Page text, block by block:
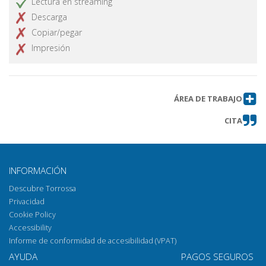
Descarga
Copiar/pegar
Impresión
ÁREA DE TRABAJO
CITA
INFORMACIÓN
Descubre Torrossa
Privacidad
Cookie Policy
Accessibility
Informe de conformidad de accesibilidad (VPAT)
AYUDA PAGOS SEGUROS